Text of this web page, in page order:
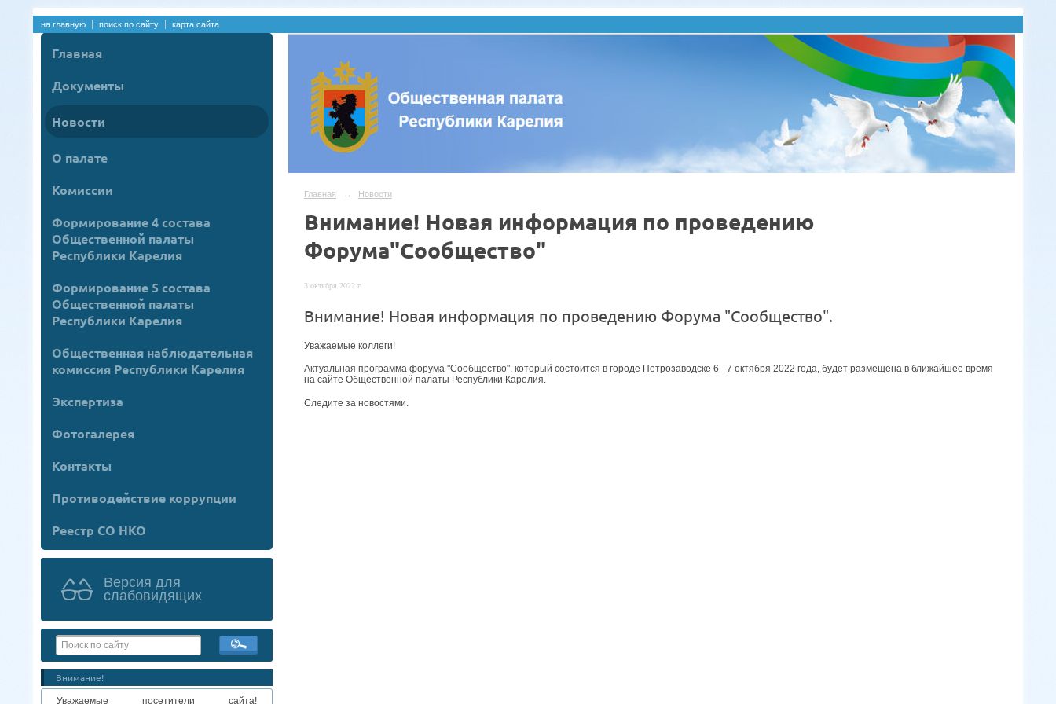
на главную поиск по сайту карта сайта
Главная
Документы
Новости
О палате
Комиссии
Формирование 4 состава
Общественной палаты
Республики Карелия
Формирование 5 состава
Общественной палаты
Республики Карелия
Общественная наблюдательная
комиссия Республики Карелия
Экспертиза
Фотогалерея
Контакты
Противодействие коррупции
Реестр СО НКО
Версия для
слабовидящих
Внимание!
Уважаемые посетители сайта!
Главная → Новости
Внимание! Новая информация по проведению
Форума"Сообщество"
3 октября 2022 г.
Внимание! Новая информация по проведению Форума "Сообщество".
Уважаемые коллеги!
Актуальная программа форума "Сообщество", который состоится в городе Петрозаводске 6 - 7 октября 2022 года, будет размещена в ближайшее время
на сайте Общественной палаты Республики Карелия.
Следите за новостями.